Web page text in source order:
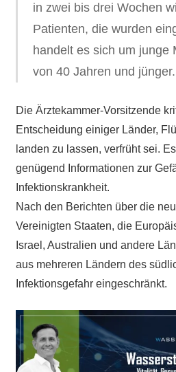
in zwei bis drei Wochen
Patienten, die wurden
handelt es sich um junge
von 40 Jahren und jünger.
Die Ärztekammer-Vorsitzende
Entscheidung einiger Länder,
landen zu lassen, verfrüht sei.
genügend Informationen zur
Infektionskrankheit.
Nach den Berichten über die
Vereinigten Staaten, die
Israel, Australien und andere
aus mehreren Ländern des
Infektionsgefahr eingeschränkt.